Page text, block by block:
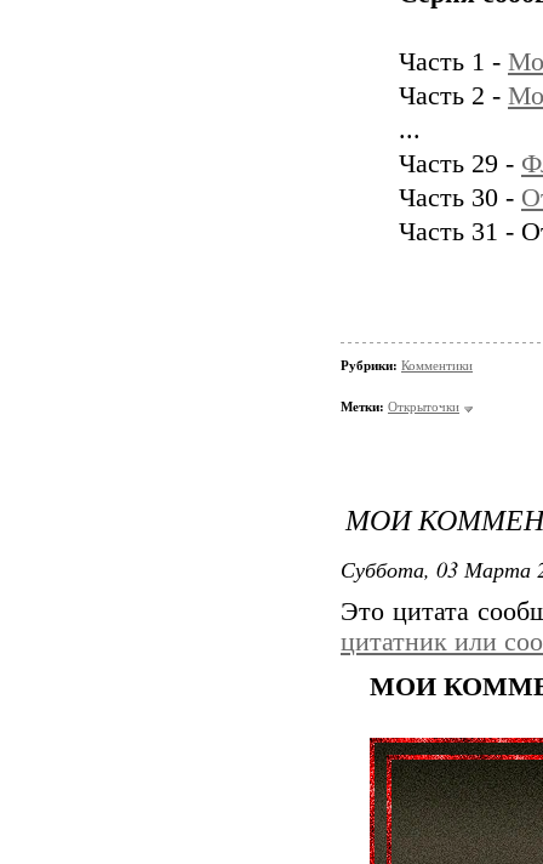
Часть 1 -
Часть 2 -
...
Часть 29 -
Часть 30 -
Часть 31 -
Рубрики: Комментики
Метки: Oткрыточки
МОИ
Суббота, 03 Марта
Это цитата
цитатник или
МОИ